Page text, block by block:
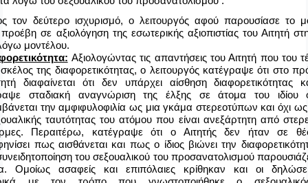
τον δεύτερο ισχυρισμό, ο λειτουργός αφού παρουσίασε το
σε αξιολόγηση της εσωτερικής αξιοπιστίας του Αιτητή
μοντέλου.
Αξιολογώντας τις απαντήσεις του Αιτητή που του
της διαφορετικότητας, ο λειτουργός κατέγραψε ότι στο
διαφαίνεται ότι δεν υπάρχει αίσθηση διαφορετικότητας
σταδιακή αναγνώριση της έλξης σε άτομα του ιδίου
την αμφιφυλοφιλία ως μια γκάμα στερεοτύπων και όχι
ταυτότητας του ατόμου που είναι ανεξάρτητη από
Περαιτέρω, κατέγραψε ότι ο Αιτητής δεν ήταν σε
πως αισθάνεται και πως ο ίδιος βιώνει την
του σεξουαλικού του προσανατολισμού
Ομοίως ασαφείς και επιπόλαιες κρίθηκαν και οι